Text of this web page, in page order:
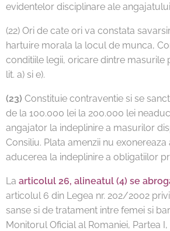
evidentelor disciplinare ale
(22) Ori de cate ori va constata
hartuire morala la locul de munca,
conditiile legii, oricare dintre masurile
lit. a) si e).
(23) Constituie contraventie si se
de la 100.000 lei la 200.000 lei
angajator la indeplinire a masurilor
Consiliu. Plata amenzii nu
aducerea la indeplinire a obligatiilor
La articolul 26, alineatul (4) se
articolul 6 din Legea nr. 202/2002
sanse si de tratament intre femei si
Monitorul Oficial al Romaniei, Partea I,